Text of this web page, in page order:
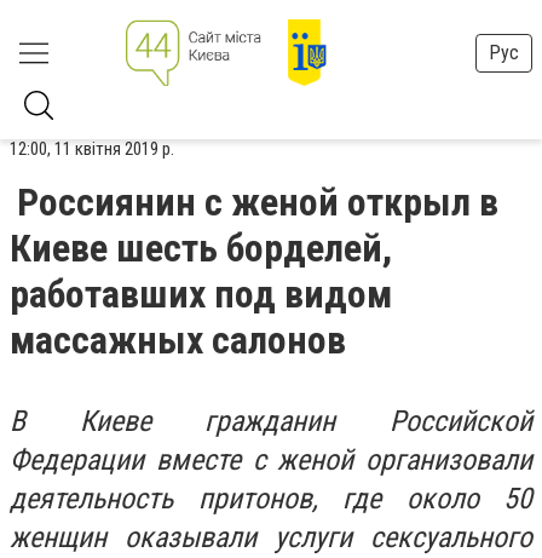
Рус
12:00, 11 квітня 2019 р.
Россиянин с женой открыл в
Киеве шесть борделей,
работавших под видом
массажных салонов
В Киеве гражданин Российской
Федерации вместе с женой организовали
деятельность притонов, где около 50
женщин оказывали услуги сексуального